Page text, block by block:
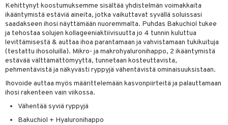
Kehittynyt koostumuksemme sisältää yhdistelmän voimakkaita
ikääntymistä estäviä aineita, jotka vaikuttavat syvällä soluissasi
saadakseen ihosi näyttämään nuoremmalta. Puhdas Bakuchiol tukee
ja tehostaa solujen kollageeniaktiivisuutta jo 4 tunnin kuluttua
levittämisestä & auttaa ihoa parantamaan ja vahvistamaan tukikuituja
(testattu ihosoluilla). Mikro- ja makrohyaluronihappo, 2 ikääntymistä
estävää välttämättömyyttä, tunnetaan kosteuttavista,
pehmentävistä ja näkyvästi ryppyjä vähentävistä ominaisuuksistaan.
Ihovoide auttaa myös määrittelemään kasvonpiirteitä ja palauttamaan
ihosi rakenteen vain viikossa.
Vähentää syviä ryppyjä
Bakuchiol + Hyaluronihappo
hoito
& saippuat
& Viikset
tuotteet
poisto
hoito
& saippuat
10
1: Puhdistus
2: Kirkastus
3: Kosteutus
ja Vartalonhoito
& vastauksia